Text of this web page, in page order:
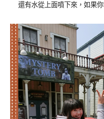
還有水從上面噴下來，如果